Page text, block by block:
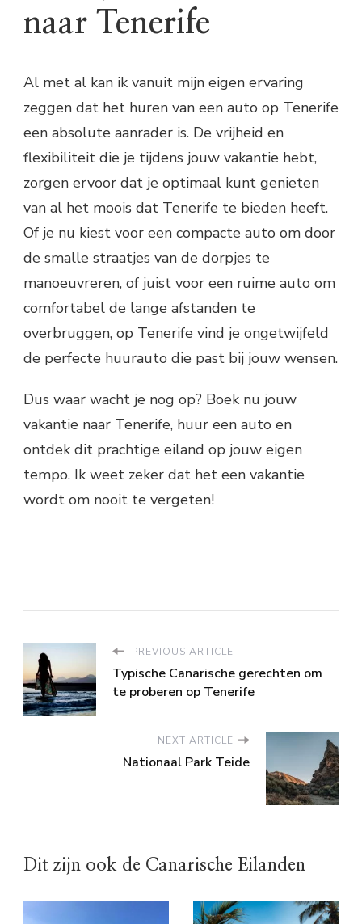
naar Tenerife
Al met al kan ik vanuit mijn eigen ervaring
zeggen dat het huren van een auto op Tenerife
een absolute aanrader is. De vrijheid en
flexibiliteit die je tijdens jouw vakantie hebt,
zorgen ervoor dat je optimaal kunt genieten
van al het moois dat Tenerife te bieden heeft.
Of je nu kiest voor een compacte auto om door
de smalle straatjes van de dorpjes te
manoeuvreren, of juist voor een ruime auto om
comfortabel de lange afstanden te
overbruggen, op Tenerife vind je ongetwijfeld
de perfecte huurauto die past bij jouw wensen.
Dus waar wacht je nog op? Boek nu jouw
vakantie naar Tenerife, huur een auto en
ontdek dit prachtige eiland op jouw eigen
tempo. Ik weet zeker dat het een vakantie
wordt om nooit te vergeten!
PREVIOUS ARTICLE
Typische Canarische gerechten om
te proberen op Tenerife
NEXT ARTICLE
Nationaal Park Teide
Dit zijn ook de Canarische Eilanden